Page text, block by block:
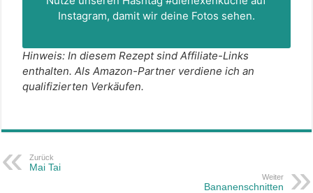
Instagram, damit wir deine Fotos sehen.
Hinweis: In diesem Rezept sind Affiliate-Links
enthalten. Als Amazon-Partner verdiene ich an
qualifizierten Verkäufen.
Zurück
Mai Tai
Weiter
Bananenschnitten